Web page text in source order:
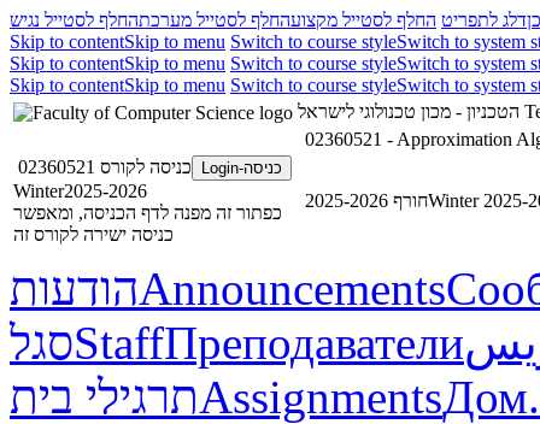
דלג לתפריט החלף לסטייל מקצועהחלף לסטייל מערכתהחלף לסטייל נגיש
Skip to contentSkip to menu Switch to course styleSwitch to system
Skip to contentSkip to menu Switch to course styleSwitch to system
Skip to contentSkip to menu Switch to course styleSwitch to system
02360521 - Approximation
כניסה-Login
כניסה לקורס 02360521
Winter2025-2026
כפתור זה מפנה לדף הכניסה, ומאפשר
כניסה ישירה לקורס זה
חורף 2025-2026Winter 2025-
הודעותAnnouncements
סגלStaffПреподаватели
תרגילי ביתAssignmentsДом.